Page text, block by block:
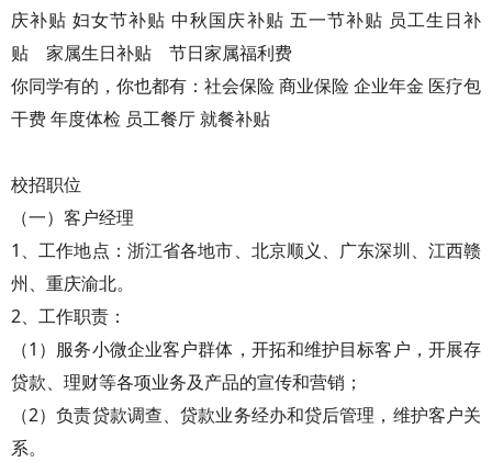
庆补贴 妇女节补贴 中秋国庆补贴 五一节补贴 员工生日补
贴 家属生日补贴 节日家属福利费
你同学有的，你也都有：社会保险 商业保险 企业年金 医疗包
干费 年度体检 员工餐厅 就餐补贴
校招职位
（一）客户经理
1、工作地点：浙江省各地市、北京顺义、广东深圳、江西赣
州、重庆渝北。
2、工作职责：
（1）服务小微企业客户群体，开拓和维护目标客户，开展存
贷款、理财等各项业务及产品的宣传和营销；
（2）负责贷款调查、贷款业务经办和贷后管理，维护客户关
系。